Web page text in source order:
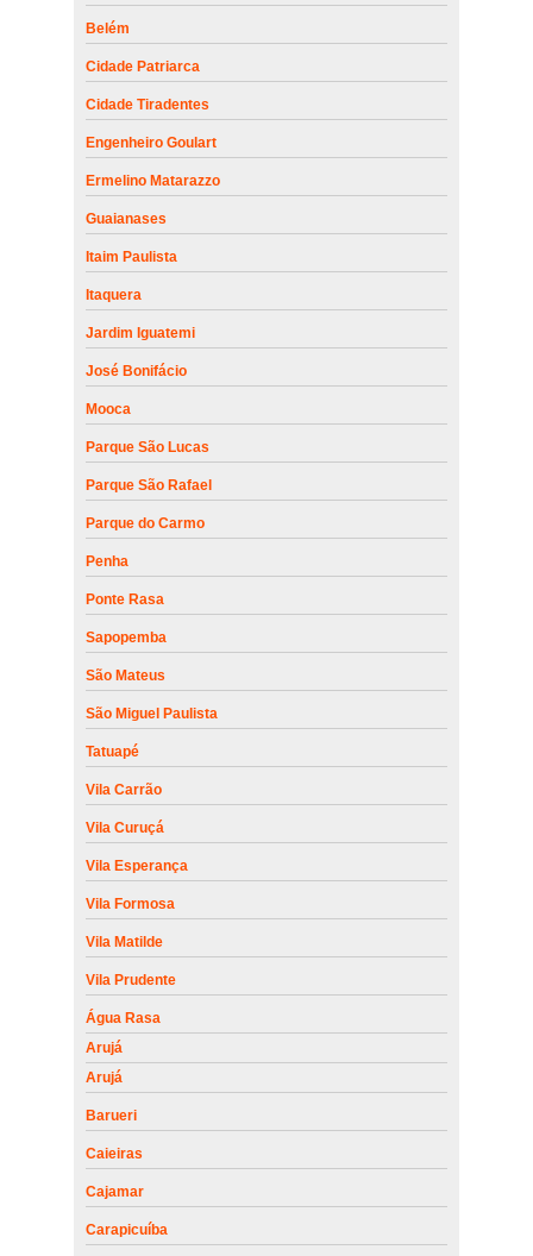
Belém
Cidade Patriarca
Cidade Tiradentes
Engenheiro Goulart
Ermelino Matarazzo
Guaianases
Itaim Paulista
Itaquera
Jardim Iguatemi
José Bonifácio
Mooca
Parque São Lucas
Parque São Rafael
Parque do Carmo
Penha
Ponte Rasa
Sapopemba
São Mateus
São Miguel Paulista
Tatuapé
Vila Carrão
Vila Curuçá
Vila Esperança
Vila Formosa
Vila Matilde
Vila Prudente
Água Rasa
Arujá
Arujá
Barueri
Caieiras
Cajamar
Carapicuíba